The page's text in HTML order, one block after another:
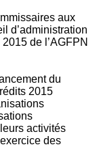
aux
d’administration
de l’AGFPN
du
2015
activités
des